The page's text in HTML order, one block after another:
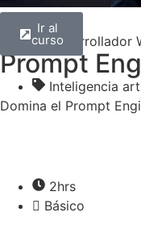
Ir al
curso
— Desarrollador
Prompt
Inteligencia
Domina el Prompt
2hrs
Básico